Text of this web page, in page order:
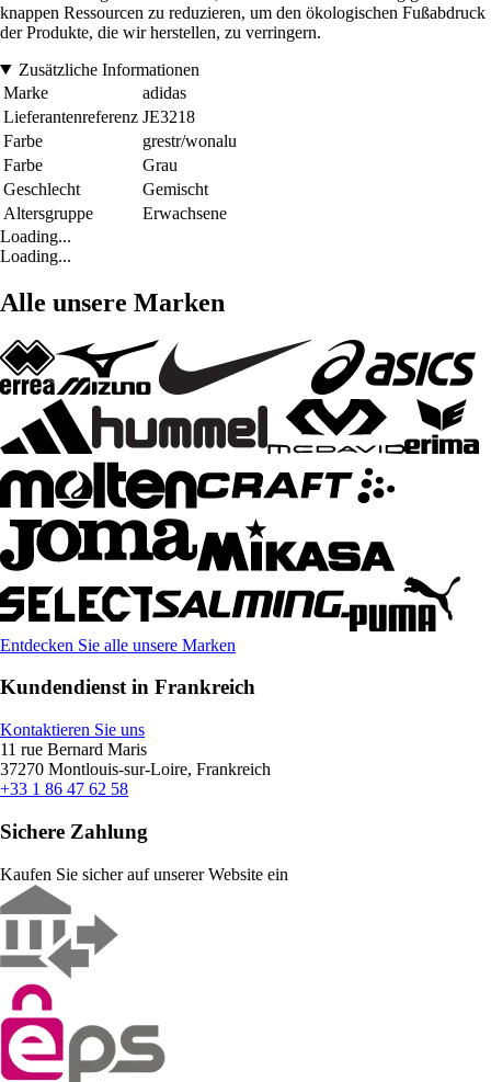
knappen Ressourcen zu reduzieren, um den ökologischen Fußabdruck
der Produkte, die wir herstellen, zu verringern.
Zusätzliche Informationen
Marke
adidas
Lieferantenreferenz JE3218
Farbe
grestr/wonalu
Farbe
Grau
Geschlecht
Gemischt
Altersgruppe
Erwachsene
Loading...
Loading...
Alle unsere Marken
Entdecken Sie alle unsere Marken
Kundendienst in Frankreich
Kontaktieren Sie uns
11 rue Bernard Maris
37270 Montlouis-sur-Loire, Frankreich
+33 1 86 47 62 58
Sichere Zahlung
Kaufen Sie sicher auf unserer Website ein